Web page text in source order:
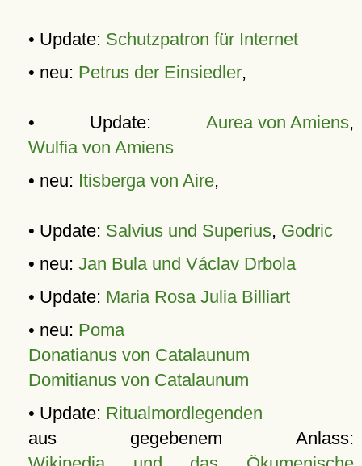
• Update: Schutzpatron für Internet
• neu: Petrus der Einsiedler,
• Update: Aurea von Amiens,
Wulfia von Amiens
• neu: Itisberga von Aire,
• Update: Salvius und Superius, Godric
• neu: Jan Bula und Václav Drbola
• Update: Maria Rosa Julia Billiart
• neu: Poma
Donatianus von Catalaunum
Domitianus von Catalaunum
• Update: Ritualmordlegenden
aus gegebenem Anlass: